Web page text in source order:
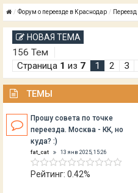
Форум о переезде в Краснодар Переезд
НОВАЯ ТЕМА
156 Тем
Страница 1 из 7 1 2 3
ТЕМЫ
Прошу совета по точке
переезда. Москва - КК, но
куда? :)
fat_cat 13 янв 2025, 15:26
Рейтинг: 0.42%